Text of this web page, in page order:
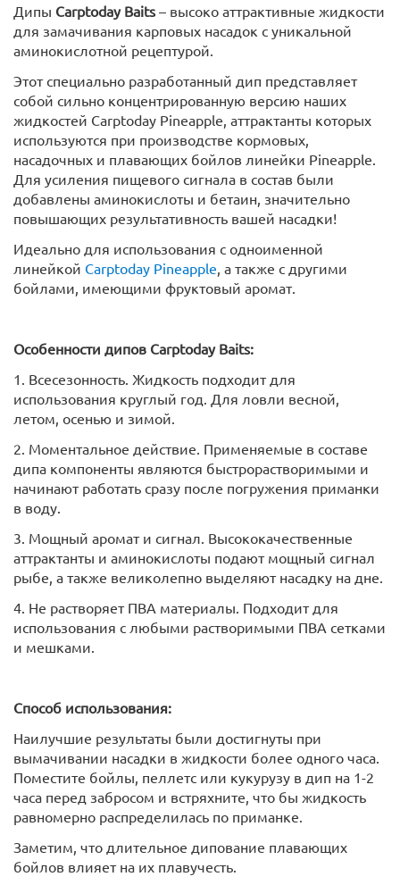
Дипы Carptoday Baits – высоко аттрактивные жидкости
для замачивания карповых насадок с уникальной
аминокислотной рецептурой.
Этот специально разработанный дип представляет
собой сильно концентрированную версию наших
жидкостей Carptoday Pineapple, аттрактанты которых
используются при производстве кормовых,
насадочных и плавающих бойлов линейки Pineapple.
Для усиления пищевого сигнала в состав были
добавлены аминокислоты и бетаин, значительно
повышающих результативность вашей насадки!
Идеально для использования с одноименной
линейкой Carptoday Pineapple , а также с другими
бойлами, имеющими фруктовый аромат.
Особенности дипов Carptoday Baits:
1. Всесезонность. Жидкость подходит для
использования круглый год. Для ловли весной,
летом, осенью и зимой.
2. Моментальное действие. Применяемые в составе
дипа компоненты являются быстрорастворимыми и
начинают работать сразу после погружения приманки
в воду.
3. Мощный аромат и сигнал. Высококачественные
аттрактанты и аминокислоты подают мощный сигнал
рыбе, а также великолепно выделяют насадку на дне.
4. Не растворяет ПВА материалы. Подходит для
использования с любыми растворимыми ПВА сетками
и мешками.
Способ использования:
Наилучшие результаты были достигнуты при
вымачивании насадки в жидкости более одного часа.
Поместите бойлы, пеллетс или кукурузу в дип на 1-2
часа перед забросом и встряхните, что бы жидкость
равномерно распределилась по приманке.
Заметим, что длительное дипование плавающих
бойлов влияет на их плавучесть.